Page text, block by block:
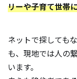
リーや子育て世帯
ネットで探しても
も、現地では人の
います。